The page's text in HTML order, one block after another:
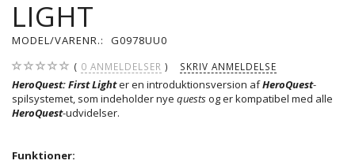
LIGHT
MODEL/VARENR.: G0978UU0
0 ANMELDELSER SKRIV ANMELDELSE
HeroQuest: First Lighter en introduktionsversion afHeroQuest-
spilsystemet, som indeholder nye questsog er kompatibel med alle
HeroQuest-udvidelser.
Funktioner: